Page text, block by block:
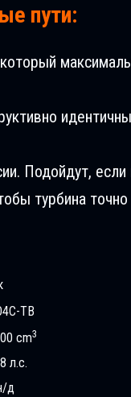
пути:
Подойдут,
турбина
TB
cm3
л.с.
д